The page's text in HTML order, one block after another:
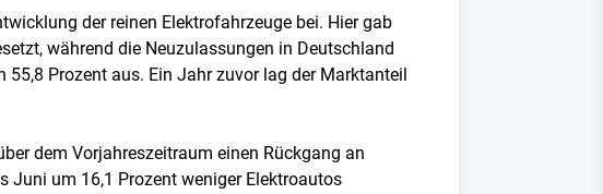
der reinen Elektrofahrzeuge bei. Hier gab
während die Neuzulassungen in Deutschland
Prozent aus. Ein Jahr zuvor lag der Marktanteil
dem Vorjahreszeitraum einen Rückgang an
Juni um 16,1 Prozent weniger Elektroautos